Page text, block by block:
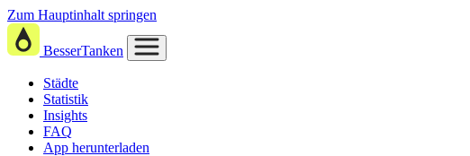
Zum Hauptinhalt springen
BesserTanken
Städte
Statistik
Insights
FAQ
App herunterladen